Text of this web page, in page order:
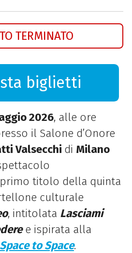
TERMINATO
biglietti
2026, alle ore
il Salone d’Onore
Valsecchi di Milano
titolo della quinta
culturale
, intitolata Lasciami
e ispirata alla
to Space.